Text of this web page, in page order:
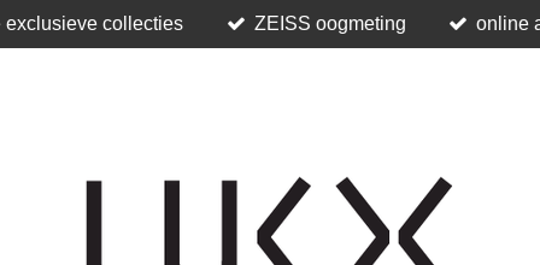
exclusieve collecties ZEISS oogmeting online